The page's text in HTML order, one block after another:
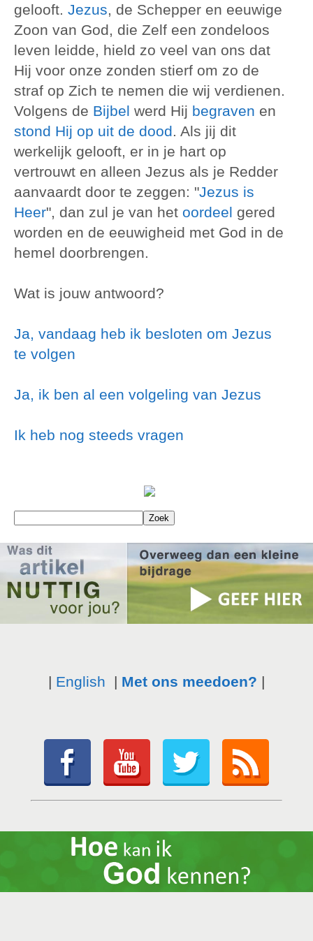
gelooft. Jezus, de Schepper en eeuwige
Zoon van God, die Zelf een zondeloos
leven leidde, hield zo veel van ons dat
Hij voor onze zonden stierf om zo de
straf op Zich te nemen die wij verdienen.
Volgens de Bijbel werd Hij begraven en
stond Hij op uit de dood. Als jij dit
werkelijk gelooft, er in je hart op
vertrouwt en alleen Jezus als je Redder
aanvaardt door te zeggen: "Jezus is
Heer", dan zul je van het oordeel gered
worden en de eeuwigheid met God in de
hemel doorbrengen.
Wat is jouw antwoord?
Ja, vandaag heb ik besloten om Jezus
te volgen
Ja, ik ben al een volgeling van Jezus
Ik heb nog steeds vragen
| English | Met ons meedoen? |